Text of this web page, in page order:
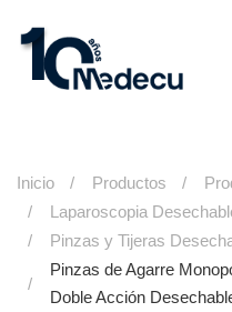
Inicio Productos
Laparoscopia
Pinzas y Tijeras
Pinzas de Agarre
Doble Acción